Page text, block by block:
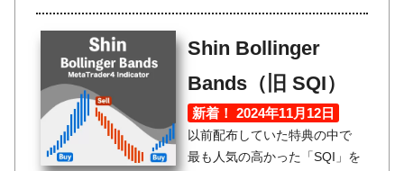
Shin Bollinger
Bands（旧 SQI）
新着！ 2024年11月12日
以前配布していた特典の中で
最も人気の高かった「SQI」を